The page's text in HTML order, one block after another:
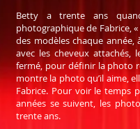
Betty a trente ans
photographique de Fabrice,
des modèles chaque année,
avec les cheveux attachés,
fermé, pour définir la photo
montre la photo qu’il aime,
Fabrice. Pour voir le temps
années se suivent, les
trente ans.